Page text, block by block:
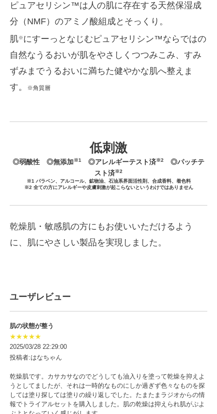
ピュアセリシン™は人の肌に存在する天然保湿成
分（NMF）のアミノ酸組成とそっくり。
肌※にすーっとなじむピュアセリシン™ならではの
自然なうるおいが肌をやさしくつつみこみ、すみ
ずみまでうるおいに満ちた健やかな肌へ整えま
す。
※角質層
低刺激
◎弱酸性 ◎無添加※1 ◎アレルギーテスト済※2
◎パッチテ
スト済※2
※1 パラベン、アルコール、鉱物油、石油系界面活性剤、合成香料、着色料
※2 全ての方にアレルギーや皮膚刺激が起こらないというわけではありません
乾燥肌・敏感肌の方にもお使いいただけるよう
に、肌にやさしい製品を実現しました。
ユーザレビュー
肌の状態が整う
★★★★★
2025/03/28 22:29:00
投稿者:はなちゃん
乾燥肌です。カサカサなのでどうしても油入りを塗って乾燥を抑えよ
うとしてましたが、それは一時的なものにしか過ぎず色々なものを探
しては塗り探しては塗りの繰り返しでした。たまたまラジオからの情
報でトライアルセットを購入しました。肌の乾燥は抑えられ肌がぷよ